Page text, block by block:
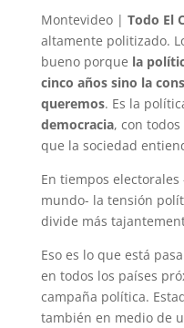
Montevideo | Todo El
altamente politizado.
bueno porque la
cinco años sino la
queremos. Es la
democracia, con
que la sociedad
En tiempos
mundo- la tensión
divide más
Eso es lo que está
en todos los países
campaña política.
también en medio de